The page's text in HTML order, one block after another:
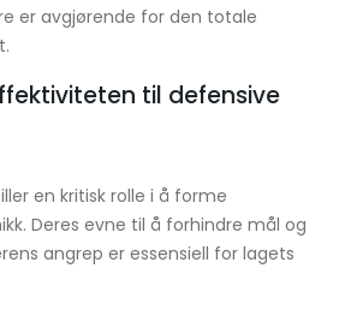
er avgjørende for den totale
til defensive
en kritisk rolle i å forme
Deres evne til å forhindre mål og
angrep er essensiell for lagets